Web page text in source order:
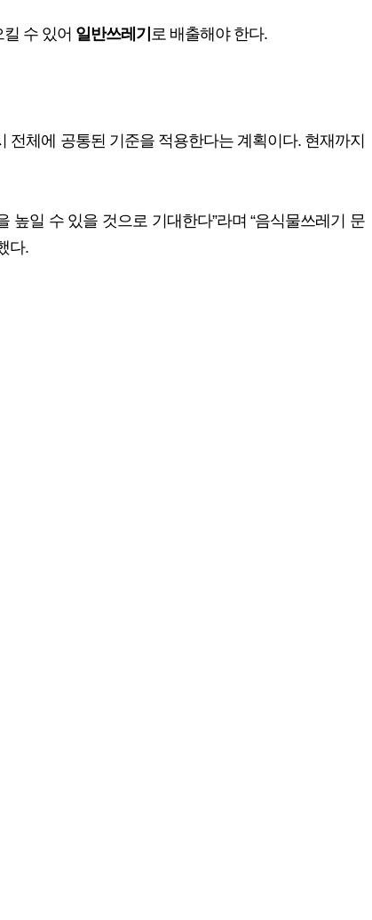
수 있어 일반쓰레기 로 배출해야 한다.
체에 공통된 기준을 적용한다는 계획이다. 현재까지
일 수 있을 것으로 기대한다”라며 “음식물쓰레기 문
다.